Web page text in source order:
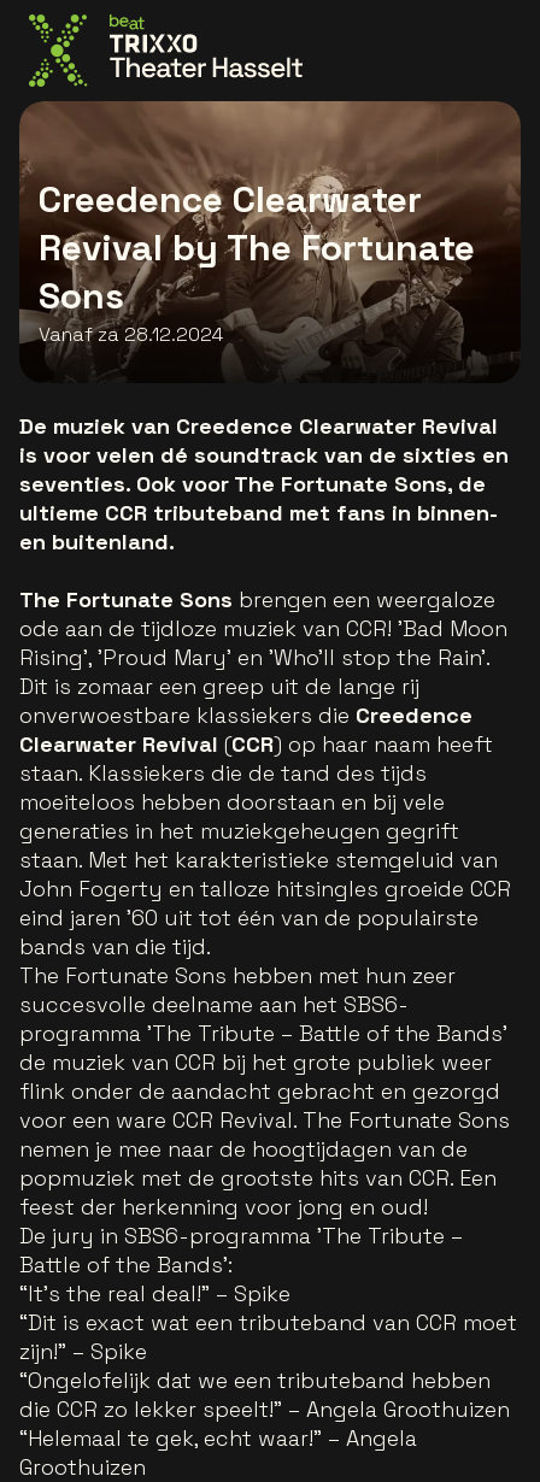
Ga naar de homepage
Creedence Clearwater
Revival by The Fortunate
Sons
Vanaf za 28.12.2024
De muziek van Creedence Clearwater Revival
is voor velen dé soundtrack van de sixties en
seventies. Ook voor The Fortunate Sons, de
ultieme CCR tributeband met fans in binnen-
en buitenland.
The Fortunate Sons brengen een weergaloze
ode aan de tijdloze muziek van CCR! 'Bad Moon
Rising', 'Proud Mary' en 'Who’ll stop the Rain'.
Dit is zomaar een greep uit de lange rij
onverwoestbare klassiekers die Creedence
Clearwater Revival (CCR) op haar naam heeft
staan. Klassiekers die de tand des tijds
moeiteloos hebben doorstaan en bij vele
generaties in het muziekgeheugen gegrift
staan. Met het karakteristieke stemgeluid van
John Fogerty en talloze hitsingles groeide CCR
eind jaren ’60 uit tot één van de populairste
bands van die tijd.
The Fortunate Sons hebben met hun zeer
succesvolle deelname aan het SBS6-
programma 'The Tribute – Battle of the Bands'
de muziek van CCR bij het grote publiek weer
flink onder de aandacht gebracht en gezorgd
voor een ware CCR Revival. The Fortunate Sons
nemen je mee naar de hoogtijdagen van de
popmuziek met de grootste hits van CCR. Een
feest der herkenning voor jong en oud!
De jury in SBS6-programma 'The Tribute –
Battle of the Bands':
“It’s the real deal!” – Spike
“Dit is exact wat een tributeband van CCR moet
zijn!” – Spike
“Ongelofelijk dat we een tributeband hebben
die CCR zo lekker speelt!” – Angela Groothuizen
“Helemaal te gek, echt waar!” – Angela
Groothuizen